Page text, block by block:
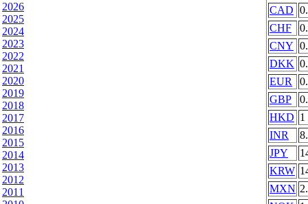
2026
2025
2024
2023
2022
2021
2020
2019
2018
2017
2016
2015
2014
2013
2012
2011
CAD
CHF
CNY
DKK
EUR
GBP
HKD 1
INR
JPY
KRW
MXN